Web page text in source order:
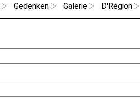
Gedenken Galerie D'Region